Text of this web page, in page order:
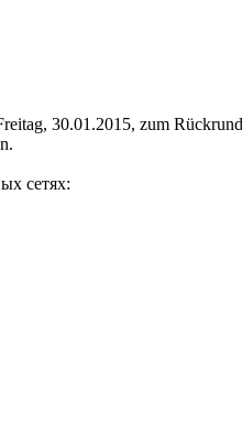
30.01.2015, zum
сетях: